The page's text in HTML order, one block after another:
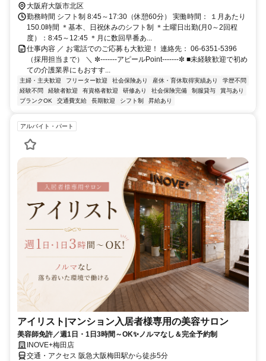
「天満駅」より徒歩8分
大阪府大阪市北区
勤務時間 シフト制 8:45～17:30（休憩60分） 実働時間： １月あたり
150.0時間 ＊基本、日祝休みのシフト制 ＊土曜日出勤(月0～2回程
度）：8:45～12:45 ＊月に数回早番あ...
仕事内容 ／ お電話でのご応募も大歓迎！ 連絡先： 06-6351-5396
（採用担当まで） ＼ ✼‐‐‐‐‐‐‐アピールPoint‐‐‐‐‐‐‐✼ ■未経験歓迎で初め
ての介護業界にもおすす...
主婦・主夫歓迎 フリーター歓迎 社会保険あり 産休・育休取得実績あり
学歴不問
経験不問
経験者歓迎 有資格者歓迎 研修あり 社会保険完備 制服貸与
賞与あり
ブランクOK
交通費支給 長期歓迎 シフト制 昇給あり
アルバイト・パート
アイリスト|マンション入居者様専用の美容サロン
美容師免許／週1日・1日3時間～OK✨ノルマなし＆完全予約制
INOVE+梅田店
交通・アクセス 阪急大阪梅田駅から徒歩5分